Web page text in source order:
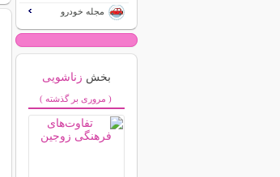
مجله خودرو
بخش زناشویی
( مروری بر گذشته )